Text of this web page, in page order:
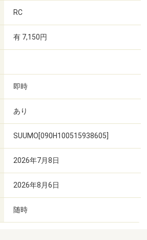
RC
有 7,150円
即時
あり
SUUMO[090H100515938605]
2026年7月8日
2026年8月6日
随時